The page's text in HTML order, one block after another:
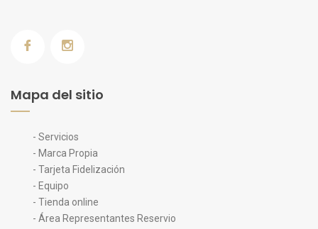
Mapa del sitio
- Servicios
- Marca Propia
- Tarjeta Fidelización
- Equipo
- Tienda online
- Área Representantes Reservio